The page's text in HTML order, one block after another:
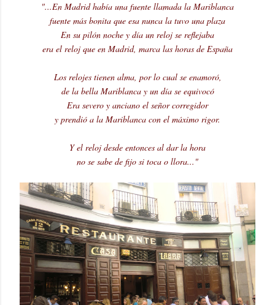
"...En Madrid había una fuente llamada la Mariblanca
fuente más bonita que esa nunca la tuvo una plaza
En su pilón noche y día un reloj se reflejaba
era el reloj que en Madrid, marca las horas de España
Los relojes tienen alma, por lo cual se enamoró,
de la bella Mariblanca y un día se equivocó
Era severo y anciano el señor corregidor
y prendió a la Mariblanca con el máximo rigor.
Y el reloj desde entonces al dar la hora
no se sabe de fijo si toca o llora..."